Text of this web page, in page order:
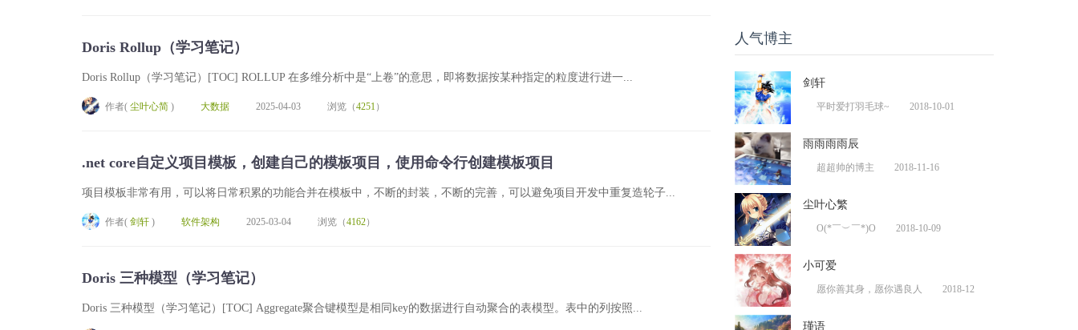
Doris Rollup（学习笔记）
Doris Rollup（学习笔记）[TOC] ROLLUP 在多维分析中是“上卷”的意思，即将数据按某种指定的粒度进行进一...
作者( 尘叶心简 ) 大数据 2025-04-03 浏览（4251 ）
.net core自定义项目模板，创建自己的模板项目，使用命令行创建模板项目
项目模板非常有用，可以将日常积累的功能合并在模板中，不断的封装，不断的完善，可以避免项目开发中重复造轮子...
作者( 剑轩 ) 软件架构 2025-03-04 浏览（4162）
Doris 三种模型（学习笔记）
Doris 三种模型（学习笔记）[TOC] Aggregate聚合键模型是相同key的数据进行自动聚合的表模型。表中的列按照...
人气博主
剑轩
平时爱打羽毛球~ 2018-10-01
雨雨雨雨辰
超超帅的博主 2018-11-16
尘叶心繁
O(*￣︶￣*)O 2018-10-09
小可爱
愿你善其身，愿你遇良人 2018-12
瑾语